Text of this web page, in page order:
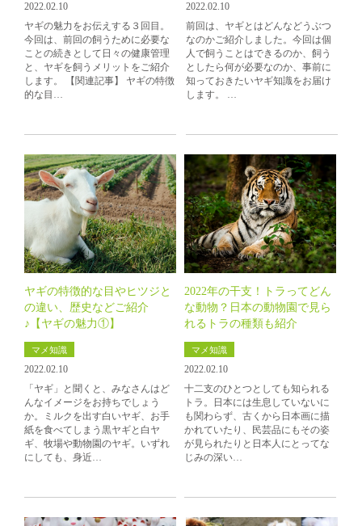
2022.02.10
ヤギの魅力をお伝えする３回目。
今回は、前回の飼うために必要な
ことの続きとして日々の健康管理
と、ヤギを飼うメリットをご紹介
します。 【関連記事】 ヤギの特徴
的な目…
2022.02.10
前回は、ヤギとはどんなどうぶつ
なのかご紹介しました。今回は個
人で飼うことはできるのか、飼う
としたら何が必要なのか、事前に
知っておきたいヤギ知識をお届け
します。 …
ヤギの特徴的な目やヒツジと
の違い、歴史などご紹介
♪【ヤギの魅力①】
マメ知識
2022.02.10
「ヤギ」と聞くと、みなさんはど
んなイメージをお持ちでしょう
か。ミルクを出す白いヤギ、お手
紙を食べてしまう黒ヤギと白ヤ
ギ、牧場や動物園のヤギ。いずれ
にしても、身近…
2022年の干支！トラってどん
な動物？日本の動物園で見ら
れるトラの種類も紹介
マメ知識
2022.02.10
十二支のひとつとしても知られる
トラ。日本には生息していないに
も関わらず、古くから日本画に描
かれていたり、民芸品にもその姿
が見られたりと日本人にとってな
じみの深い…